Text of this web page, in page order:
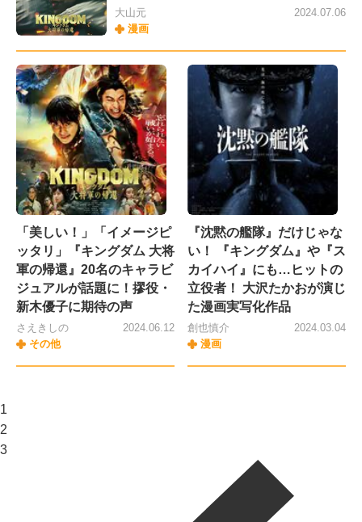
大山元
漫画
2024.07.06
「美しい！」「イメージピ
ッタリ」『キングダム 大将
軍の帰還』20名のキャラビ
ジュアルが話題に！摎役・
新木優子に期待の声
さえきしの
その他
2024.06.12
『沈黙の艦隊』だけじゃな
い！ 『キングダム』や『ス
カイハイ』にも…ヒットの
立役者！ 大沢たかおが演じ
た漫画実写化作品
創也慎介
漫画
2024.03.04
1
2
3